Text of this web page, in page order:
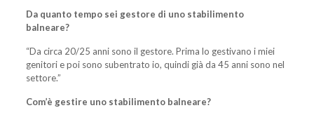
Da quanto tempo sei gestore di uno stabilimento
balneare?
“Da circa 20/25 anni sono il gestore. Prima lo gestivano i miei
genitori e poi sono subentrato io, quindi già da 45 anni sono nel
settore.”
Com’è gestire uno stabilimento balneare?